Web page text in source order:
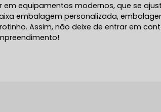
em equipamentos modernos, que se
embalagem personalizada,
Assim, não deixe de entrar em